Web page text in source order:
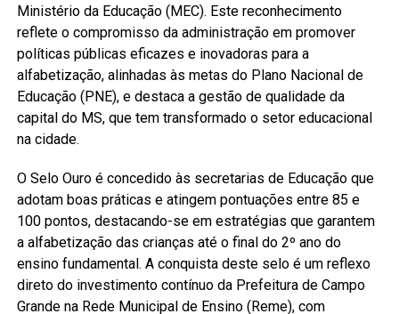
Ministério da Educação (MEC). Este reconhecimento
reflete o compromisso da administração em promover
políticas públicas eficazes e inovadoras para a
alfabetização, alinhadas às metas do Plano Nacional de
Educação (PNE), e destaca a gestão de qualidade da
capital do MS, que tem transformado o setor educacional
na cidade.
O Selo Ouro é concedido às secretarias de Educação que
adotam boas práticas e atingem pontuações entre 85 e
100 pontos, destacando-se em estratégias que garantem
a alfabetização das crianças até o final do 2º ano do
ensino fundamental. A conquista deste selo é um reflexo
direto do investimento contínuo da Prefeitura de Campo
Grande na Rede Municipal de Ensino (Reme), com